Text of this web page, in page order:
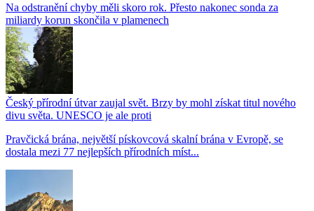
Na odstranění chyby měli skoro rok. Přesto nakonec sonda za
miliardy korun skončila v plamenech
Český přírodní útvar zaujal svět. Brzy by mohl získat titul nového
divu světa. UNESCO je ale proti
Pravčická brána, největší pískovcová skalní brána v Evropě, se
dostala mezi 77 nejlepších přírodních míst...